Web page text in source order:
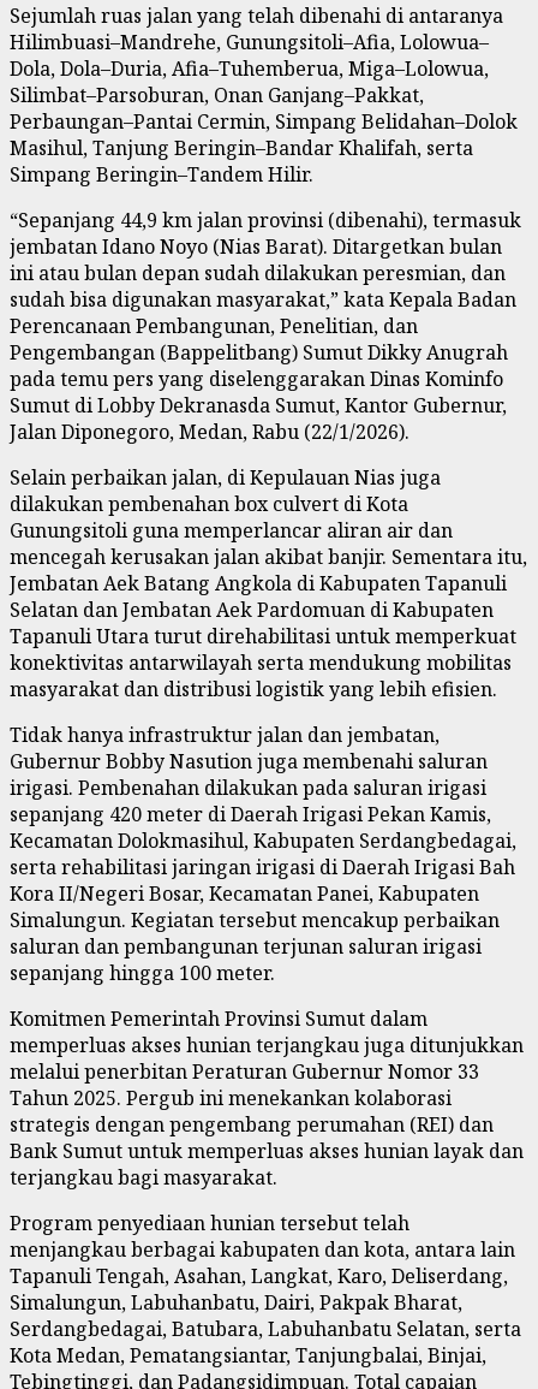
Sejumlah ruas jalan yang telah dibenahi di antaranya
Hilimbuasi–Mandrehe, Gunungsitoli–Afia, Lolowua–
Dola, Dola–Duria, Afia–Tuhemberua, Miga–Lolowua,
Silimbat–Parsoburan, Onan Ganjang–Pakkat,
Perbaungan–Pantai Cermin, Simpang Belidahan–Dolok
Masihul, Tanjung Beringin–Bandar Khalifah, serta
Simpang Beringin–Tandem Hilir.
“Sepanjang 44,9 km jalan provinsi (dibenahi), termasuk
jembatan Idano Noyo (Nias Barat). Ditargetkan bulan
ini atau bulan depan sudah dilakukan peresmian, dan
sudah bisa digunakan masyarakat,” kata Kepala Badan
Perencanaan Pembangunan, Penelitian, dan
Pengembangan (Bappelitbang) Sumut Dikky Anugrah
pada temu pers yang diselenggarakan Dinas Kominfo
Sumut di Lobby Dekranasda Sumut, Kantor Gubernur,
Jalan Diponegoro, Medan, Rabu (22/1/2026).
Selain perbaikan jalan, di Kepulauan Nias juga
dilakukan pembenahan box culvert di Kota
Gunungsitoli guna memperlancar aliran air dan
mencegah kerusakan jalan akibat banjir. Sementara itu,
Jembatan Aek Batang Angkola di Kabupaten Tapanuli
Selatan dan Jembatan Aek Pardomuan di Kabupaten
Tapanuli Utara turut direhabilitasi untuk memperkuat
konektivitas antarwilayah serta mendukung mobilitas
masyarakat dan distribusi logistik yang lebih efisien.
Tidak hanya infrastruktur jalan dan jembatan,
Gubernur Bobby Nasution juga membenahi saluran
irigasi. Pembenahan dilakukan pada saluran irigasi
sepanjang 420 meter di Daerah Irigasi Pekan Kamis,
Kecamatan Dolokmasihul, Kabupaten Serdangbedagai,
serta rehabilitasi jaringan irigasi di Daerah Irigasi Bah
Kora II/Negeri Bosar, Kecamatan Panei, Kabupaten
Simalungun. Kegiatan tersebut mencakup perbaikan
saluran dan pembangunan terjunan saluran irigasi
sepanjang hingga 100 meter.
Komitmen Pemerintah Provinsi Sumut dalam
memperluas akses hunian terjangkau juga ditunjukkan
melalui penerbitan Peraturan Gubernur Nomor 33
Tahun 2025. Pergub ini menekankan kolaborasi
strategis dengan pengembang perumahan (REI) dan
Bank Sumut untuk memperluas akses hunian layak dan
terjangkau bagi masyarakat.
Program penyediaan hunian tersebut telah
menjangkau berbagai kabupaten dan kota, antara lain
Tapanuli Tengah, Asahan, Langkat, Karo, Deliserdang,
Simalungun, Labuhanbatu, Dairi, Pakpak Bharat,
Serdangbedagai, Batubara, Labuhanbatu Selatan, serta
Kota Medan, Pematangsiantar, Tanjungbalai, Binjai,
Tebingtinggi, dan Padangsidimpuan. Total capaian